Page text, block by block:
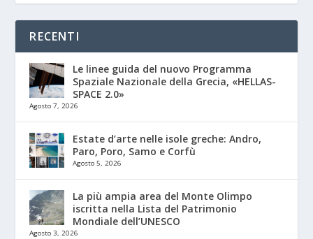
RECENTI
Le linee guida del nuovo Programma
Spaziale Nazionale della Grecia, «HELLAS-
SPACE 2.0»
Agosto 7, 2026
Estate d’arte nelle isole greche: Andro,
Paro, Poro, Samo e Corfù
Agosto 5, 2026
La più ampia area del Monte Olimpo
iscritta nella Lista del Patrimonio
Mondiale dell’UNESCO
Agosto 3, 2026